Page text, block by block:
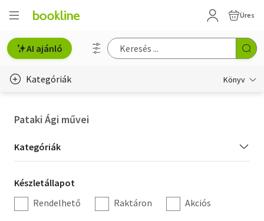
Üres
AI ajánló
Kategóriák Könyv
Hobbi, szabadidő
Irodalom
Pataki Ági művei
Kategória
szűrés
Kategóriák
Készletállapot
szűrés
Készletállapot
Rendelhető
Raktáron Akciós